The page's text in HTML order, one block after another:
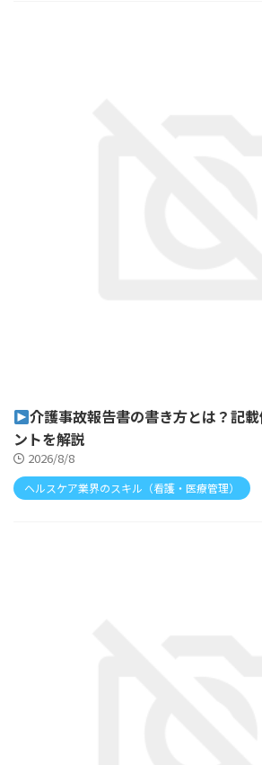
介護事故報告書の書き方とは？記
ントを解説
2026/8/8
ヘルスケア業界のスキル（看護・医療管理）